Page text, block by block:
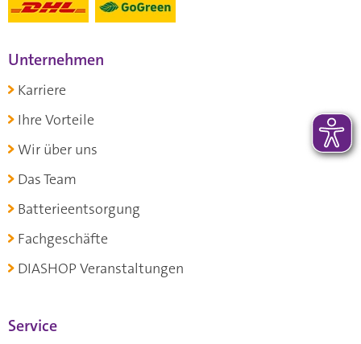
Unternehmen
Karriere
Ihre Vorteile
Wir über uns
Das Team
Batterieentsorgung
Fachgeschäfte
DIASHOP Veranstaltungen
Service